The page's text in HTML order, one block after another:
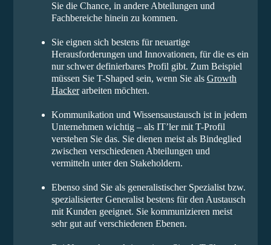
Sie die Chance, in andere Abteilungen und
Fachbereiche hinein zu kommen.
Sie eignen sich bestens für neuartige
Herausforderungen und Innovationen, für die es ein
nur schwer definierbares Profil gibt. Zum Beispiel
müssen Sie T-Shaped sein, wenn Sie als Growth
Hackerarbeiten möchten.
Kommunikation und Wissensaustausch ist in jedem
Unternehmen wichtig – als IT’ler mit T-Profil
verstehen Sie das. Sie dienen meist als Bindeglied
zwischen verschiedenen Abteilungen und
vermitteln unter den Stakeholdern.
Ebenso sind Sie als generalistischer Spezialist bzw.
spezialisierter Generalist bestens für den Austausch
mit Kunden geeignet. Sie kommunizieren meist
sehr gut auf verschiedenen Ebenen.